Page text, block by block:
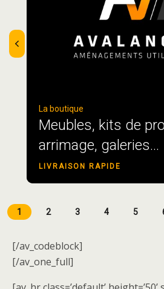
La boutique
Meubles, kits de
arrimage, galeries...
LIVRAISON RAPIDE
1 2 3 4 5
[/av_codeblock]
[/av_one_full]